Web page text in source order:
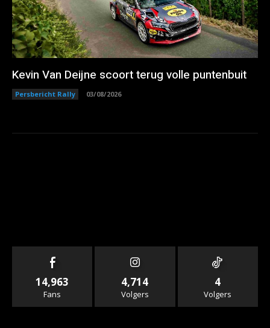
Kevin Van Deijne scoort terug volle puntenbuit
Persbericht Rally 03/08/2026
14,963
Fans
4,714
Volgers
4
Volgers